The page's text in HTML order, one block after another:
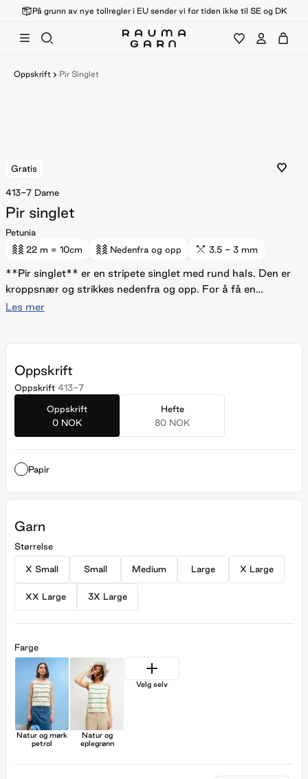
På grunn av nye tollregler i EU sender vi for tiden ikke til SE og DK
Oppskrift Pir Singlet
Gratis
413-7 Dame
Pir singlet
Petunia
22 m = 10cm Nedenfra og opp 3.5 - 3 mm
**Pir singlet** er en stripete singlet med rund hals. Den er
kroppsnær og strikkes nedenfra og opp. For å få en
tettsittende fasong, velg en størrelse som har en
Les mer
Oppskrift
Oppskrift 413-7
Oppskrift
0 NOK
Hefte
80 NOK
Papir
Garn
Størrelse
X Small Small Medium Large X Large
XX Large 3X Large
Farge
Natur og mørk
petrol
Natur og
eplegrønn
Velg selv